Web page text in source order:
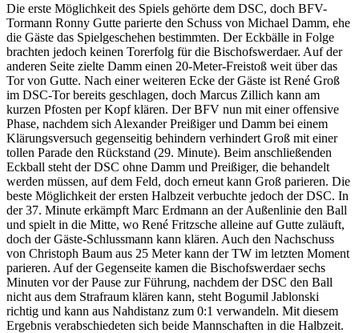
Die erste Möglichkeit des Spiels gehörte dem DSC, doch BFV-
Tormann Ronny Gutte parierte den Schuss von Michael Damm, ehe
die Gäste das Spielgeschehen bestimmten. Der Eckbälle in Folge
brachten jedoch keinen Torerfolg für die Bischofswerdaer. Auf der
anderen Seite zielte Damm einen 20-Meter-Freistoß weit über das
Tor von Gutte. Nach einer weiteren Ecke der Gäste ist René Groß
im DSC-Tor bereits geschlagen, doch Marcus Zillich kann am
kurzen Pfosten per Kopf klären. Der BFV nun mit einer offensive
Phase, nachdem sich Alexander Preißiger und Damm bei einem
Klärungsversuch gegenseitig behindern verhindert Groß mit einer
tollen Parade den Rückstand (29. Minute). Beim anschließenden
Eckball steht der DSC ohne Damm und Preißiger, die behandelt
werden müssen, auf dem Feld, doch erneut kann Groß parieren. Die
beste Möglichkeit der ersten Halbzeit verbuchte jedoch der DSC. In
der 37. Minute erkämpft Marc Erdmann an der Außenlinie den Ball
und spielt in die Mitte, wo René Fritzsche alleine auf Gutte zuläuft,
doch der Gäste-Schlussmann kann klären. Auch den Nachschuss
von Christoph Baum aus 25 Meter kann der TW im letzten Moment
parieren. Auf der Gegenseite kamen die Bischofswerdaer sechs
Minuten vor der Pause zur Führung, nachdem der DSC den Ball
nicht aus dem Strafraum klären kann, steht Bogumil Jablonski
richtig und kann aus Nahdistanz zum 0:1 verwandeln. Mit diesem
Ergebnis verabschiedeten sich beide Mannschaften in die Halbzeit.